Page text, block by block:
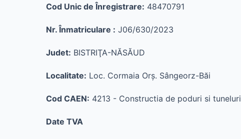
Cod Unic de Înregistrare: 48470791
Nr. Înmatriculare : J06/630/2023
Judet: BISTRIŢA-NĂSĂUD
Localitate: Loc. Cormaia Orş. Sângeorz-Băi
Cod CAEN: 4213 - Constructia de poduri si tuneluri
Date TVA